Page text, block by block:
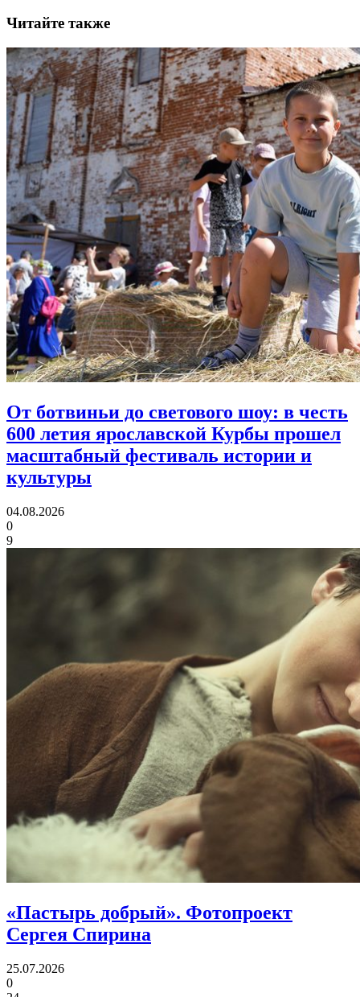
Читайте также
От ботвиньи до светового шоу: в честь
600 летия ярославской Курбы прошел
масштабный фестиваль истории и
культуры
04.08.2026
0
9
«Пастырь добрый». Фотопроект
Сергея Спирина
25.07.2026
0